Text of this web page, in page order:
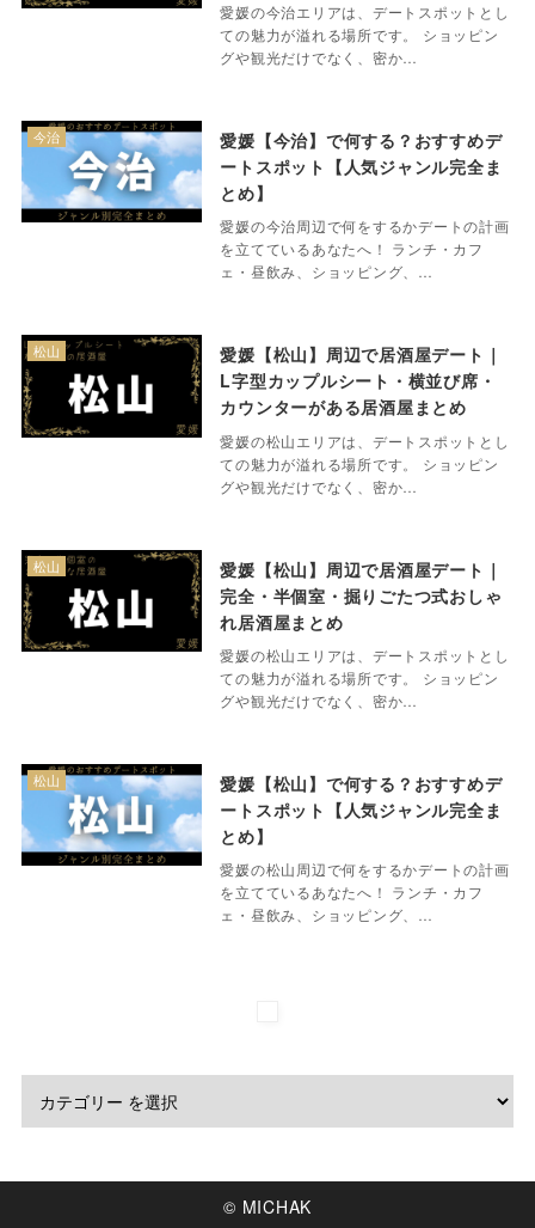
愛媛の今治エリアは、デートスポットとし
ての魅力が溢れる場所です。 ショッピン
グや観光だけでなく、密か…
愛媛【今治】で何する？おすすめデ
ートスポット【人気ジャンル完全ま
とめ】
愛媛の今治周辺で何をするかデートの計画
を立てているあなたへ！ ランチ・カフ
ェ・昼飲み、ショッピング、…
今治
愛媛【松山】周辺で居酒屋デート｜
L字型カップルシート・横並び席・
カウンターがある居酒屋まとめ
愛媛の松山エリアは、デートスポットとし
ての魅力が溢れる場所です。 ショッピン
グや観光だけでなく、密か…
松山
愛媛【松山】周辺で居酒屋デート｜
完全・半個室・掘りごたつ式おしゃ
れ居酒屋まとめ
愛媛の松山エリアは、デートスポットとし
ての魅力が溢れる場所です。 ショッピン
グや観光だけでなく、密か…
松山
愛媛【松山】で何する？おすすめデ
ートスポット【人気ジャンル完全ま
とめ】
愛媛の松山周辺で何をするかデートの計画
を立てているあなたへ！ ランチ・カフ
ェ・昼飲み、ショッピング、…
松山
© MICHAK